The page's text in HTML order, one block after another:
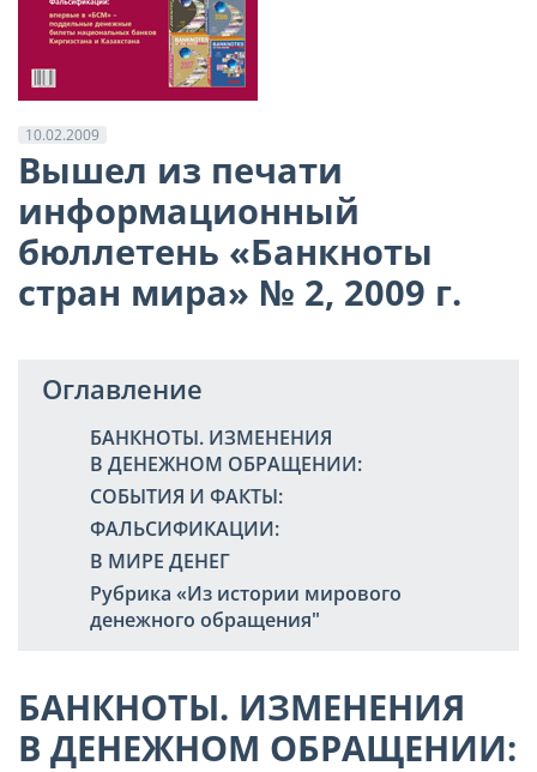
10.02.2009
Вышел из печати
информационный
бюллетень «Банкноты
стран мира» № 2, 2009 г.
Оглавление
БАНКНОТЫ. ИЗМЕНЕНИЯ
В ДЕНЕЖНОМ ОБРАЩЕНИИ:
СОБЫТИЯ И ФАКТЫ:
ФАЛЬСИФИКАЦИИ:
В МИРЕ ДЕНЕГ
Рубрика «Из истории мирового
денежного обращения"
БАНКНОТЫ. ИЗМЕНЕНИЯ
В ДЕНЕЖНОМ ОБРАЩЕНИИ: